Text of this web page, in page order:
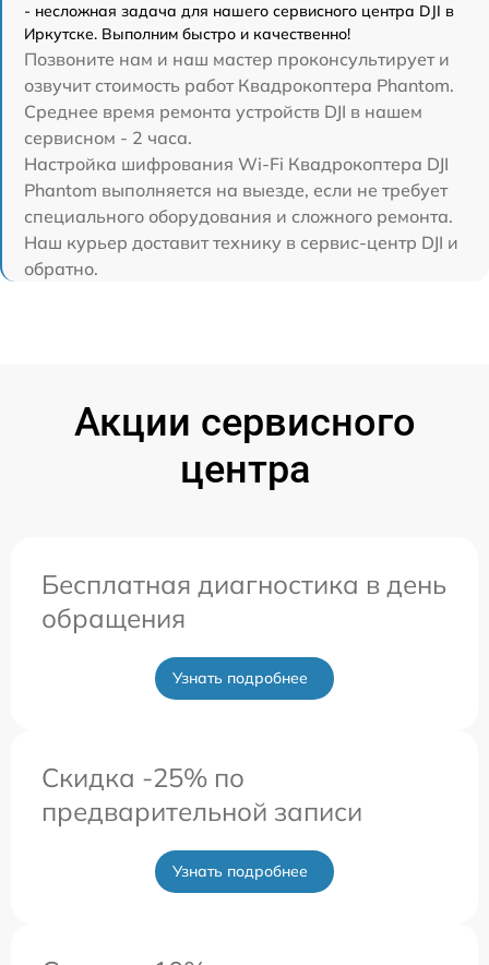
- несложная задача для нашего сервисного центра DJI в
Иркутске. Выполним быстро и качественно!
Позвоните нам и наш мастер проконсультирует и
озвучит стоимость работ Квадрокоптера Phantom.
Среднее время ремонта устройств DJI в нашем
сервисном - 2 часа.
Настройка шифрования Wi-Fi Квадрокоптера DJI
Phantom выполняется на выезде, если не требует
специального оборудования и сложного ремонта.
Наш курьер доставит технику в сервис-центр DJI и
обратно.
Акции сервисного
центра
Бесплатная диагностика в день
обращения
Узнать подробнее
Скидка -25% по
предварительной записи
Узнать подробнее